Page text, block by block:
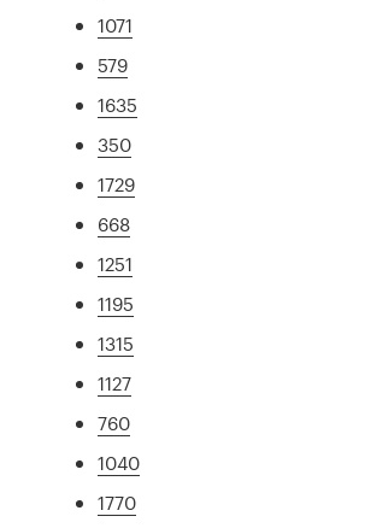
1071
579
1635
350
1729
668
1251
1195
1315
1127
760
1040
1770